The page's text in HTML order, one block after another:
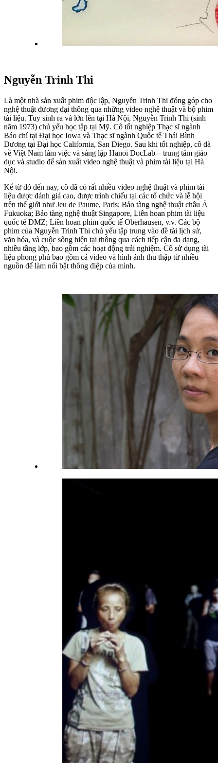
Nguyễn Trinh Thi
Là một nhà sản xuất phim độc lập, Nguyễn Trinh Thi đóng góp cho
nghệ thuật đương đại thông qua những video nghệ thuật và bộ phim
tài liệu. Tuy sinh ra và lớn lên tại Hà Nội, Nguyễn Trinh Thi (sinh
năm 1973) chủ yếu học tập tại Mỹ. Cô tốt nghiệp Thạc sĩ ngành
Báo chí tại Đại học Iowa và Thạc sĩ ngành Quốc tế Thái Bình
Dương tại Đại học California, San Diego. Sau khi tốt nghiệp, cô đã
về Việt Nam làm việc và sáng lập Hanoi DocLab – trung tâm giáo
dục và studio để sản xuất video nghệ thuật và phim tài liệu tại Hà
Nội.
Kể từ đó đến nay, cô đã có rất nhiều video nghệ thuật và phim tài
liệu được đánh giá cao, được trình chiếu tại các tố chức và lễ hội
trên thế giới như Jeu de Paume, Paris; Bảo tàng nghệ thuật châu Á
Fukuoka; Bảo tàng nghệ thuật Singapore, Liên hoan phim tài liệu
quốc tế DMZ; Liên hoan phim quốc tế Oberhausen, v.v. Các bộ
phim của Nguyễn Trinh Thi chủ yếu tập trung vào đề tài lịch sử,
văn hóa, và cuộc sống hiện tại thông qua cách tiếp cận đa dạng,
nhiều tầng lớp, bao gồm các hoạt động trải nghiệm. Cô sử dụng tài
liệu phong phú bao gồm cả video và hình ảnh thu thập từ nhiều
nguồn để làm nổi bật thông điệp của mình.